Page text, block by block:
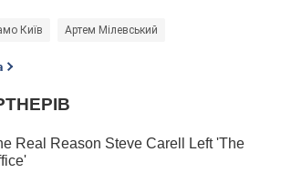
Київ Артем Мілевський